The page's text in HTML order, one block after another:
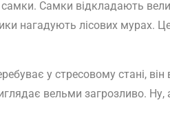
Самки відкладають
нагадують лісових мурах.
у стресовому стані,
вельми загрозливо.